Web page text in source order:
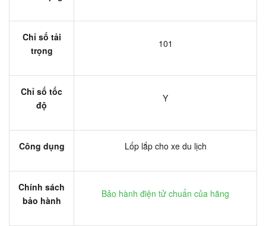
Chỉ số tải
trọng
101
Chỉ số tốc
độ
Y
Công dụng Lốp lắp cho xe du lịch
Chính sách
bảo hành
Bảo hành điện tử chuẩn của hãng